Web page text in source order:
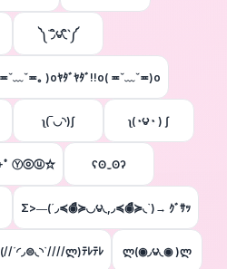
༽΄◞ิ౪◟ิ‵༼
｡ )oﾔﾀﾞﾔﾀﾞ!!o( ≖ˇ﹏ˇ≖)o
ʅ(‾◡◝)ʃ ʅ(◔౪◔ ) ʃ
ﾟ Ⓨⓞⓤ☆ ʕʘ‿ʘʔ
Σ>―(´◞≼◉ื≽◟◞౪◟,◞≼◉ื≽◟`)→ ｸﾞｻｯ
´◜◞⊜◟◝`////ლ)ﾃﾚﾃﾚ ლ(◉◞౪◟◉ )ლ